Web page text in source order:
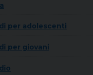
per adolescenti
per giovani